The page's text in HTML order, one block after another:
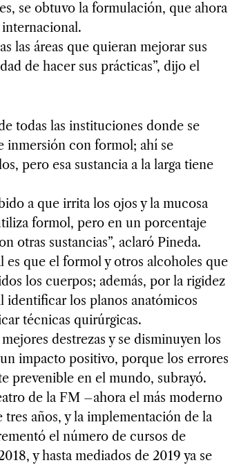
se obtuvo la formulación, que ahora
las áreas que quieran mejorar sus
de hacer sus prácticas”, dijo el
todas las instituciones donde se
inmersión con formol; ahí se
pero esa sustancia a la larga tiene
a que irrita los ojos y la mucosa
formol, pero en un porcentaje
otras sustancias”, aclaró Pineda.
que el formol y otros alcoholes que
los cuerpos; además, por la rigidez
los planos anatómicos
técnicas quirúrgicas.
destrezas y se disminuyen los
impacto positivo, porque los errores
prevenible en el mundo, subrayó.
de la FM –ahora el más moderno
años, y la implementación de la
el número de cursos de
y hasta mediados de 2019 ya se